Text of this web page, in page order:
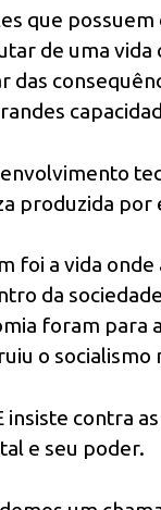
que possuem
de uma vida
das
produzida por
foi a vida
da
foram para
o socialismo
insiste contra
e seu poder.